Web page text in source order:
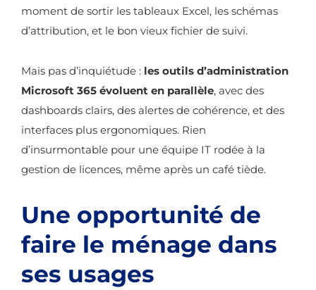
moment de sortir les tableaux Excel, les schémas
d’attribution, et le bon vieux fichier de suivi.
Mais pas d’inquiétude : les outils d’administration
Microsoft 365 évoluent en parallèle, avec des
dashboards clairs, des alertes de cohérence, et des
interfaces plus ergonomiques. Rien
d’insurmontable pour une équipe IT rodée à la
gestion de licences, même après un café tiède.
Une opportunité de
faire le ménage dans
ses usages